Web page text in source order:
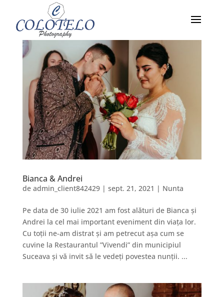
Bianca & Andrei
de admin_client842429| sept. 21, 2021 | Nunta
Pe data de 30 iulie 2021 am fost alături de Bianca și
Andrei la cel mai important eveniment din viața lor.
Cu toții ne-am distrat și am petrecut așa cum se
cuvine la Restaurantul ”Vivendi” din municipiul
Suceava și vă invit să le vedeți povestea nunții. ...